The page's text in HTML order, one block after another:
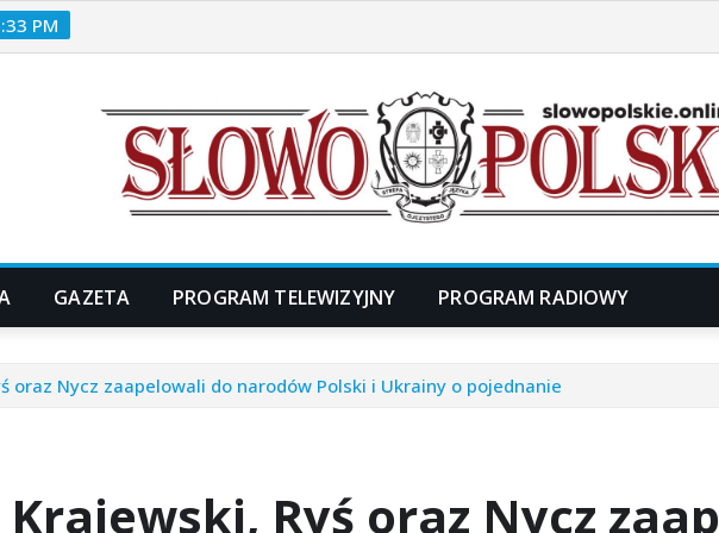
PM
GAZETA PROGRAM TELEWIZYJNY PROGRAM RADIOWY
oraz Nycz zaapelowali do narodów Polski i Ukrainy o pojednanie
Krajewski, Ryś oraz Nycz